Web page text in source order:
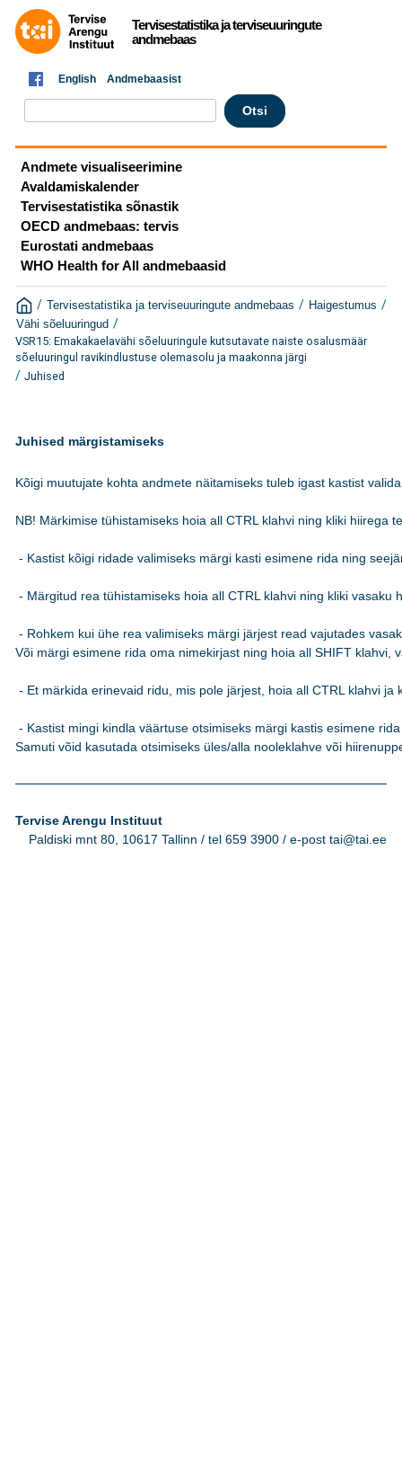
Tervisestatistika ja terviseuuringute
andmebaas
English Andmebaasist
Andmete visualiseerimine
Avaldamiskalender
Tervisestatistika sõnastik
OECD andmebaas: tervis
Eurostati andmebaas
WHO Health for All andmebaasid
/ Tervisestatistika ja terviseuuringute andmebaas / Haigestumus /
Vähi sõeluuringud /
VSR15: Emakakaelavähi sõeluuringule kutsutavate naiste osalusmäär
sõeluuringul ravikindlustuse olemasolu ja maakonna järgi
/ Juhised
Juhised märgistamiseks
Kõigi muutujate kohta andmete näitamiseks tuleb igast kastist
NB! Märkimise tühistamiseks hoia all CTRL klahvi ning kliki hiirega
- Kastist kõigi ridade valimiseks märgi kasti esimene rida ning
- Märgitud rea tühistamiseks hoia all CTRL klahvi ning kliki vasaku
- Rohkem kui ühe rea valimiseks märgi järjest read vajutades
Või märgi esimene rida oma nimekirjast ning hoia all SHIFT klahvi,
- Et märkida erinevaid ridu, mis pole järjest, hoia all CTRL klahvi
- Kastist mingi kindla väärtuse otsimiseks märgi kastis esimene
Samuti võid kasutada otsimiseks üles/alla nooleklahve või
Tervise Arengu Instituut
Paldiski mnt 80, 10617 Tallinn / tel 659 3900 / e-post tai@tai.ee